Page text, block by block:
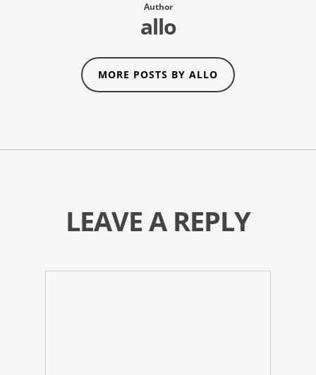
Author
allo
MORE POSTS BY ALLO
LEAVE A REPLY